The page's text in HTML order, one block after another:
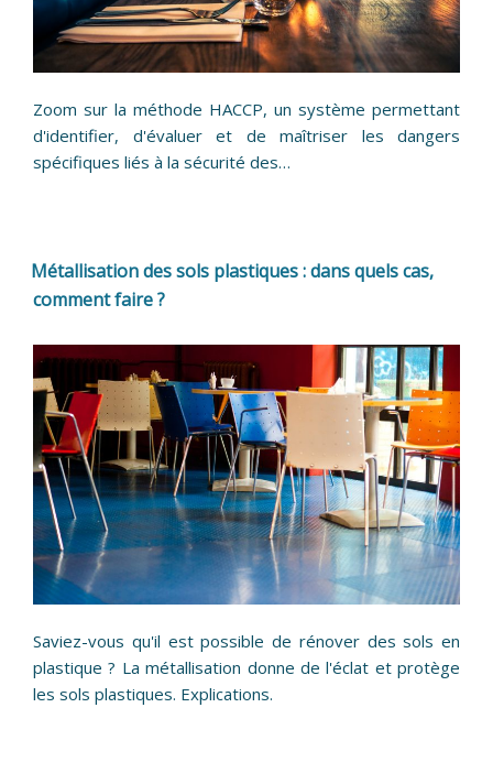
Zoom sur la méthode HACCP, un système permettant
d'identifier, d'évaluer et de maîtriser les dangers
spécifiques liés à la sécurité des…
Métallisation des sols plastiques : dans quels cas,
comment faire ?
Saviez-vous qu'il est possible de rénover des sols en
plastique ? La métallisation donne de l'éclat et protège
les sols plastiques. Explications.